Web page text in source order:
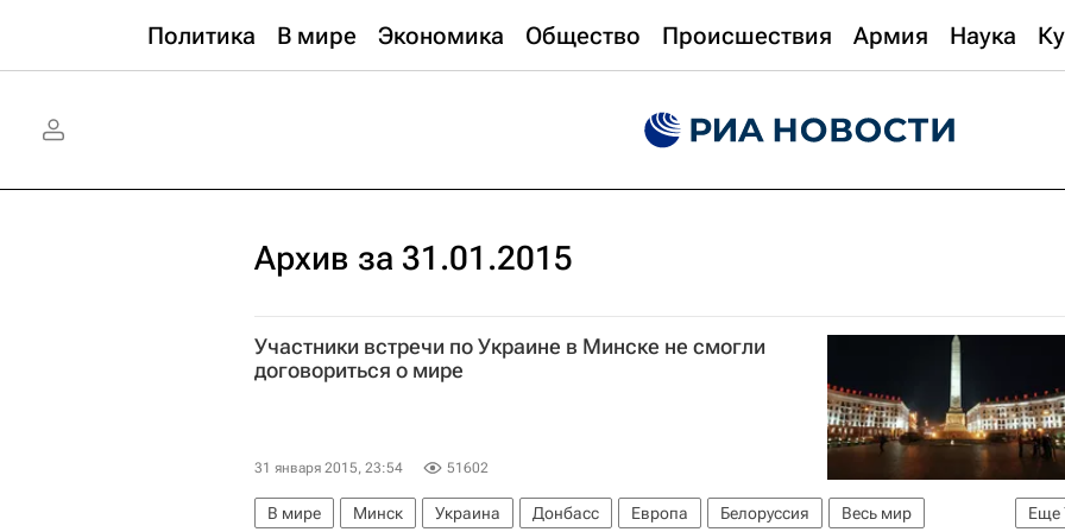
Политика В мире Экономика Общество Происшествия Армия Наука
Архив за 31.01.2015
Участники встречи по Украине в Минске не смогли
договориться о мире
31 января 2015, 23:54 51602
Еще
В мире Минск Украина Донбасс Европа Белоруссия
Весь мир